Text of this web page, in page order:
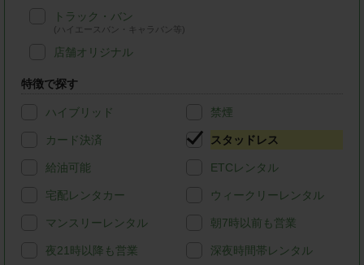
トラック・バン
(ハイエースバン・キャラバン等)
店舗オリジナル
特徴で探す
ハイブリッド 禁煙
カード決済 スタッドレス
給油可能 ETCレンタル
宅配レンタカー ウィークリーレンタル
マンスリーレンタル 朝7時以前も営業
夜21時以降も営業 深夜時間帯レンタル